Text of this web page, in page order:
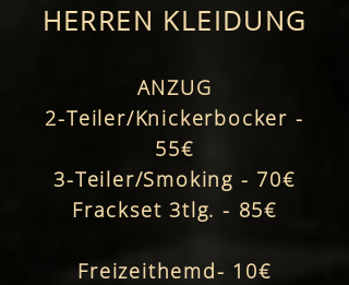
HERREN KLEIDUNG
ANZUG
2-Teiler/Knickerbocker -
55€
3-Teiler/Smoking - 70€
Frackset 3tlg. - 85€
Freizeithemd- 10€